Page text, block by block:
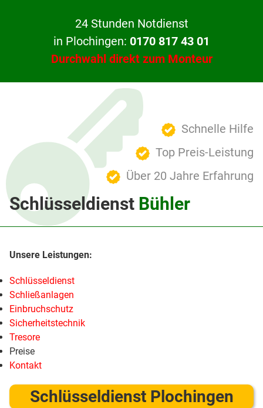
24 Stunden Notdienst
in Plochingen: 0170 817 43 01
Durchwahl direkt zum Monteur
Schnelle Hilfe
Top Preis-Leistung
Über 20 Jahre Erfahrung
Schlüsseldienst Bühler
Schlüsseldienst
Schließanlagen
Einbruchschutz
Sicherheitstechnik
Tresore
Preise
Kontakt
Schlüsseldienst Plochingen